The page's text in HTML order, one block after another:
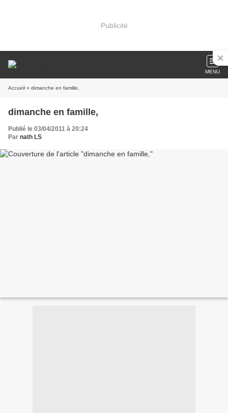
Publicité
MENU
Accueil » dimanche en famille,
dimanche en famille,
Publié le 03/04/2011 à 20:24
Par nath LS